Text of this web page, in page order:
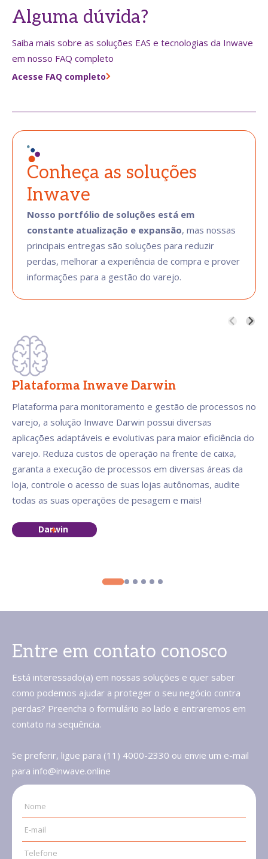
Alguma dúvida?
Saiba mais sobre as soluções EAS e tecnologias da Inwave
em nosso FAQ completo
Acesse FAQ completo
Conheça as soluções
Inwave
Nosso portfólio de soluções está em
constante atualização e expansão, mas nossas
principais entregas são soluções para reduzir
perdas, melhorar a experiência de compra e prover
informações para a gestão do varejo.
Plataforma Inwave Darwin
Plataforma para monitoramento e gestão de processos no
varejo, a solução Inwave Darwin possui diversas
aplicações adaptáveis e evolutivas para maior eficiência do
varejo. Reduza custos de operação na frente de caixa,
garanta a execução de processos em diversas áreas da
loja, controle o acesso de suas lojas autônomas, audite
todas as suas operações de pesagem e mais!
Darwin
Entre em contato conosco
Está interessado(a) em nossas soluções e quer saber
como podemos ajudar a proteger o seu negócio contra
perdas? Preencha o formulário ao lado e entraremos em
contato na sequência.
Se preferir, ligue para (11) 4000-2330 ou envie um e-mail
para info@inwave.online
Nome
E-mail
Telefone